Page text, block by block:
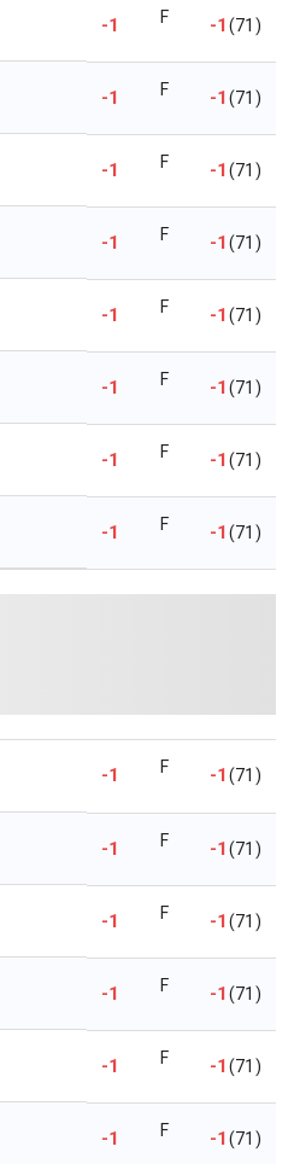
-1 F -1(71)
-1 F -1(71)
-1 F -1(71)
-1 F -1(71)
-1 F -1(71)
-1 F -1(71)
-1 F -1(71)
-1 F -1(71)
-1 F -1(71)
-1 F -1(71)
-1 F -1(71)
-1 F -1(71)
-1 F -1(71)
-1 F -1(71)